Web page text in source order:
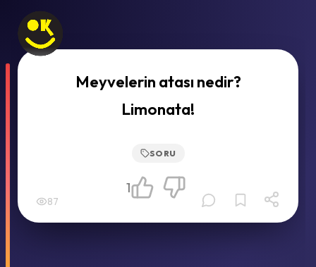
Meyvelerin atası nedir?
Limonata!
SORU
87
1